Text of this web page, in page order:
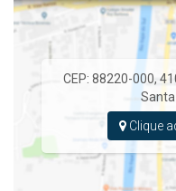
CEP: 88220-000,
Clique